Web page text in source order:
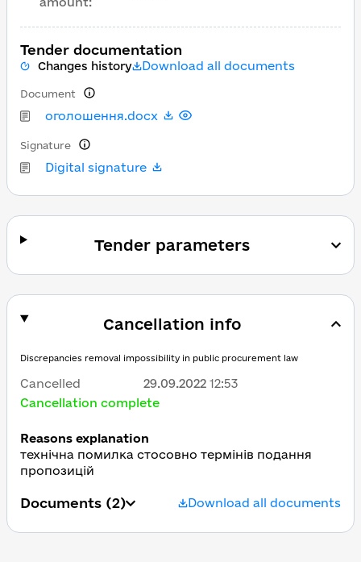
Tender documentation
Changes history Download all documents
оголошення.docx
Document
Digital signature
Signature
Tender parameters
Cancellation info
Discrepancies removal impossibility in public procurement law
Reasons explanation
технічна помилка стосовно термінів подання
пропозицій
Cancelled 29.09.2022 12:53
Cancellation complete
Documents (2) Download all documents